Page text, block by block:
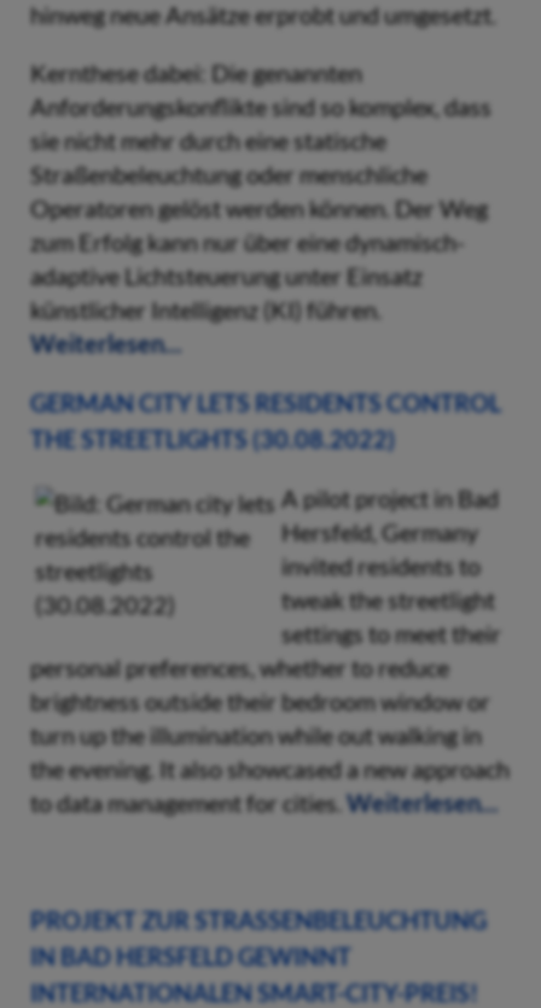
hinweg neue Ansätze erprobt und umgesetzt.
Kernthese dabei: Die genannten
Anforderungskonflikte sind so komplex, dass
sie nicht mehr durch eine statische
Straßenbeleuchtung oder menschliche
Operatoren gelöst werden können. Der Weg
zum Erfolg kann nur über eine dynamisch-
adaptive Lichtsteuerung unter Einsatz
künstlicher Intelligenz (KI) führen.
Weiterlesen...
GERMAN CITY LETS RESIDENTS CONTROL
THE STREETLIGHTS (30.08.2022)
A pilot project in Bad
Hersfeld, Germany
invited residents to
tweak the streetlight
settings to meet their
personal preferences, whether to reduce
brightness outside their bedroom window or
turn up the illumination while out walking in
the evening. It also showcased a new approach
to data management for cities.Weiterlesen...
PROJEKT ZUR STRASSENBELEUCHTUNG I
N BAD HERSFELD GEWINNT I
NTERNATIONALEN SMART-CITY-PREIS! (